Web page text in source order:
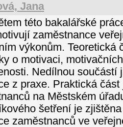
Jana
této bakalářské
zaměstnance
výkonům. Teoretická
o motivaci,
Nedílnou součástí
z praxe. Praktická
na Městském
šetření je
zaměstnanců ve